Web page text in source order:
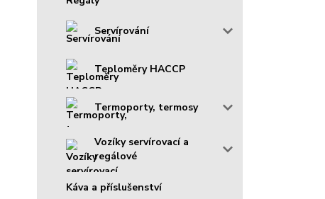
Servírování
Teploměry HACCP
Termoporty, termosy
Vozíky servírovací a
regálové
Káva a příslušenství